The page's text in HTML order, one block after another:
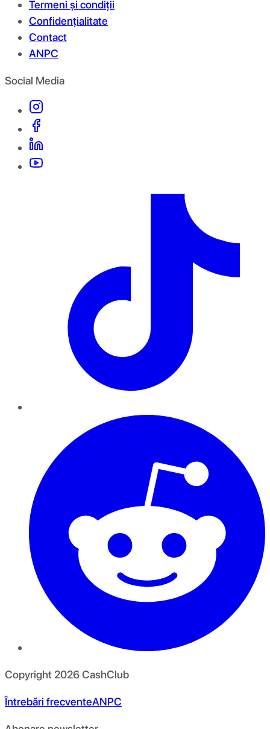
Termeni și condiții
Confidențialitate
Contact
ANPC
Social Media
Copyright 2026CashClub
Întrebări frecventeANPC